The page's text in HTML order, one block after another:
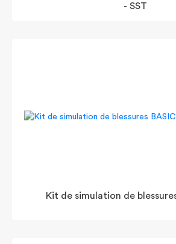
- SST
Kit de simulation de